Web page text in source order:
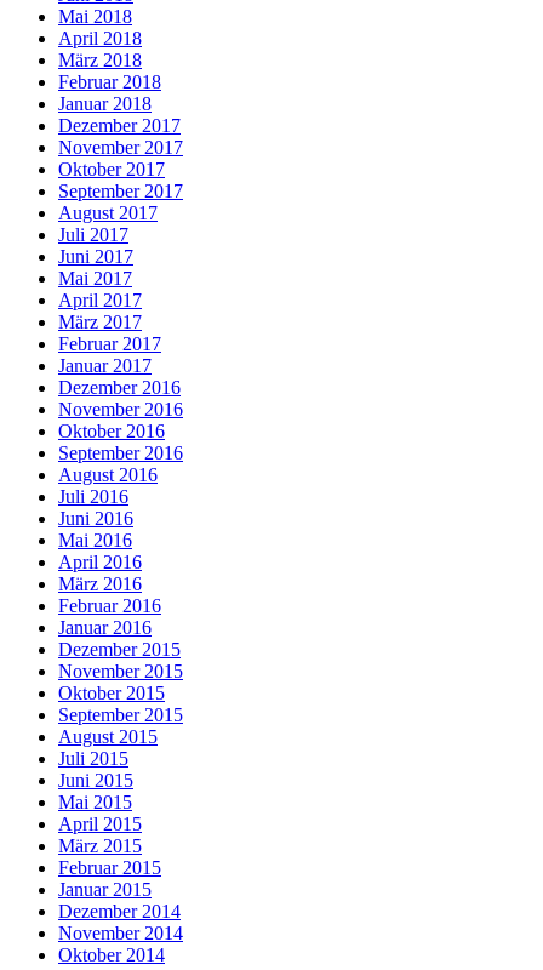
Mai 2018
April 2018
März 2018
Februar 2018
Januar 2018
Dezember 2017
November 2017
Oktober 2017
September 2017
August 2017
Juli 2017
Juni 2017
Mai 2017
April 2017
März 2017
Februar 2017
Januar 2017
Dezember 2016
November 2016
Oktober 2016
September 2016
August 2016
Juli 2016
Juni 2016
Mai 2016
April 2016
März 2016
Februar 2016
Januar 2016
Dezember 2015
November 2015
Oktober 2015
September 2015
August 2015
Juli 2015
Juni 2015
Mai 2015
April 2015
März 2015
Februar 2015
Januar 2015
Dezember 2014
November 2014
Oktober 2014